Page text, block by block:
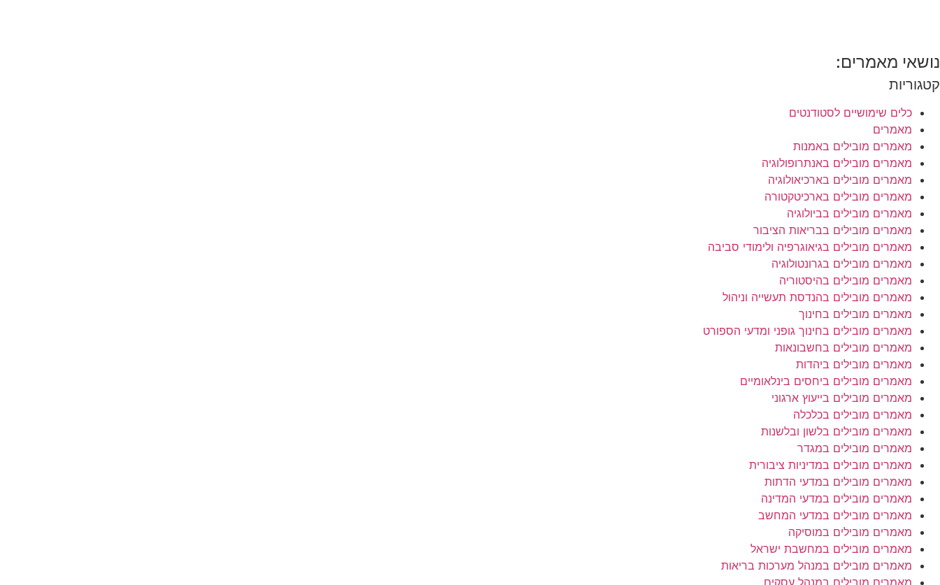
נושאי מאמרים:
קטגוריות
כלים שימושיים לסטודנטים
מאמרים
מאמרים מובילים באמנות
מאמרים מובילים באנתרופולוגיה
מאמרים מובילים בארכיאולוגיה
מאמרים מובילים בארכיטקטורה
מאמרים מובילים בביולוגיה
מאמרים מובילים בבריאות הציבור
מאמרים מובילים בגיאוגרפיה ולימודי סביבה
מאמרים מובילים בגרונטולוגיה
מאמרים מובילים בהיסטוריה
מאמרים מובילים בהנדסת תעשייה וניהול
מאמרים מובילים בחינוך
מאמרים מובילים בחינוך גופני ומדעי הספורט
מאמרים מובילים בחשבונאות
מאמרים מובילים ביהדות
מאמרים מובילים ביחסים בינלאומיים
מאמרים מובילים בייעוץ ארגוני
מאמרים מובילים בכלכלה
מאמרים מובילים בלשון ובלשנות
מאמרים מובילים במגדר
מאמרים מובילים במדיניות ציבורית
מאמרים מובילים במדעי הדתות
מאמרים מובילים במדעי המדינה
מאמרים מובילים במדעי המחשב
מאמרים מובילים במוסיקה
מאמרים מובילים במחשבת ישראל
מאמרים מובילים במנהל מערכות בריאות